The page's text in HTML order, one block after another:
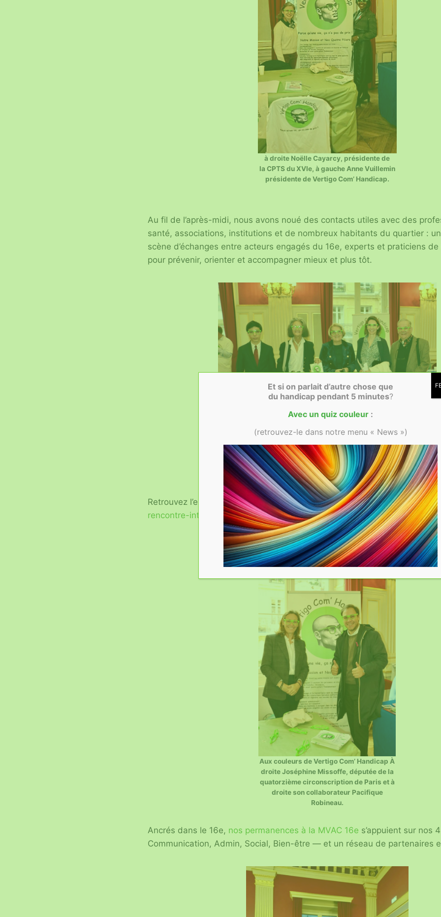
à droite Noëlle Cayarcy, présidente de
la CPTS du XVIe, à gauche Anne Vuillemin
présidente de Vertigo Com’ Handicap.
Au fil de l’après-midi, nous avons noué des contacts utiles avec des
santé, associations, institutions et de nombreux habitants du quartier :
scène d’échanges entre acteurs engagés du 16e, experts et praticiens de
pour prévenir, orienter et accompagner mieux et plus tôt.
Aux couleurs de Vertigo Com’ Handicap une partie de la Société
des membres de la Légion d’honneur du XVIe arrondissement
Retrouvez l’ensemble du programme ci-joint :https://mairie16.paris.fr/
rencontre-intergenerationnelle-de-prevention-en-sante-32328
Aux couleurs de Vertigo Com’ Handicap À
droite Joséphine Missoffe, députée de la
quatorzième circonscription de Paris et à
droite son collaborateur Pacifique
Robineau.
Ancrés dans le 16e, nos permanences à la MVAC 16e s’appuient sur nos
Communication, Admin, Social, Bien-être — et un réseau de partenaires
Et si on parlait d’autre chose que
du handicap pendant 5 minutes?
Avec un quiz couleur :
(retrouvez-le dans notre menu « News »)